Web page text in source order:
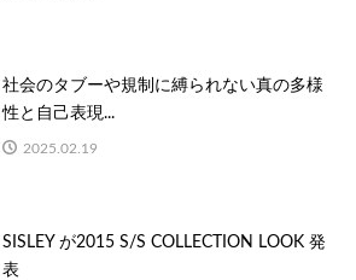
社会のタブーや規制に縛られない真の多様
性と自己表現...
2025.02.19
SISLEY が2015 S/S COLLECTION LOOK 発
表